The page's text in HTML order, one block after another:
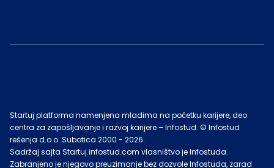
Startuj platforma namenjena mladima na početku karijere, deo
centra za zapošljavanje i razvoj karijere – Infostud. © Infostud
rešenja d.o.o. Subotica 2000 - 2026.
Sadržaj sajta Startuj.infostud.com vlasništvo je Infostuda.
Zabranjeno je njegovo preuzimanje bez dozvole Infostuda, zarad